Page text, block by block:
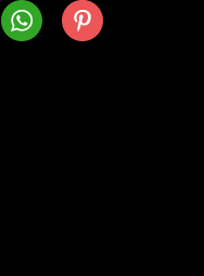
WhatsAppPinterest